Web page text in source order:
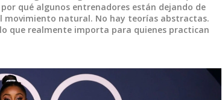
qué algunos entrenadores están dejando de
movimiento natural. No hay teorías abstractas.
que realmente importa para quienes practican